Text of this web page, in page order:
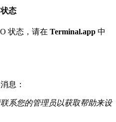
态
状态，请在 Terminal.app 中
息：
系您的管理员以获取帮助来设